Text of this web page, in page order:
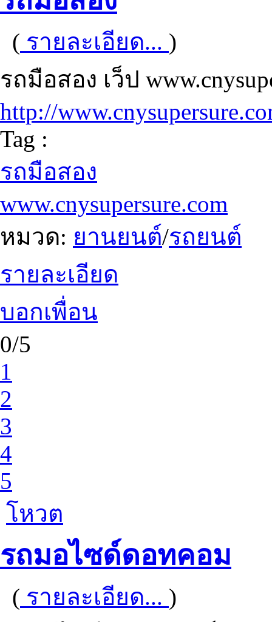
( รายละเอียด... )
รถมือสอง เว็ป
http://
Tag :
รถมือสอง
www.cnysupersure.com
หมวด: ยานยนต์/รถยนต์
รายละเอียด
บอกเพื่อน
0/5
1
2
3
4
5
โหวต
รถมอไซด์ดอทคอม
( รายละเอียด... )